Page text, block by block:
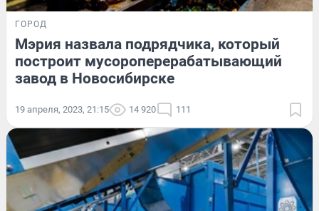
ГОРОД
Мэрия назвала подрядчика, который
построит мусороперерабатывающий
завод в Новосибирске
19 апреля, 2023, 21:15 14 920 111